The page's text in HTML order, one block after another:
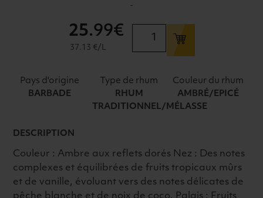
-
PLANTATION
RESERVE"
25.99€
37.13 €/L
Pays d'origine
BARBADE
Type de rhum
RHUM
TRADITIONNEL/MÉLASSE
Couleur du rhum
AMBRÉ/EPICÉ
DESCRIPTION
Couleur : Ambre aux reflets dorés Nez : Des notes
complexes et équilibrées de fruits tropicaux mûrs
et de vanille, évoluant vers des notes délicates de
pêche blanche et de noix de coco. Palais : Fruits